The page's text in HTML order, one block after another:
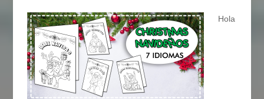
Hola